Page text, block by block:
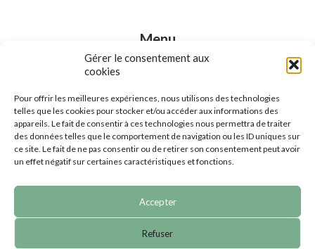
Gérer le consentement aux
cookies
Pour offrir les meilleures expériences, nous utilisons des technologies
telles que les cookies pour stocker et/ou accéder aux informations des
appareils. Le fait de consentir à ces technologies nous permettra de traiter
des données telles que le comportement de navigation ou les ID uniques sur
ce site. Le fait de ne pas consentir ou de retirer son consentement peut avoir
un effet négatif sur certaines caractéristiques et fonctions.
Accepter
Refuser
Menu
Accueil
Notre boutique
Nos marques
Nos produits en ligne
Contact
Mentions légales